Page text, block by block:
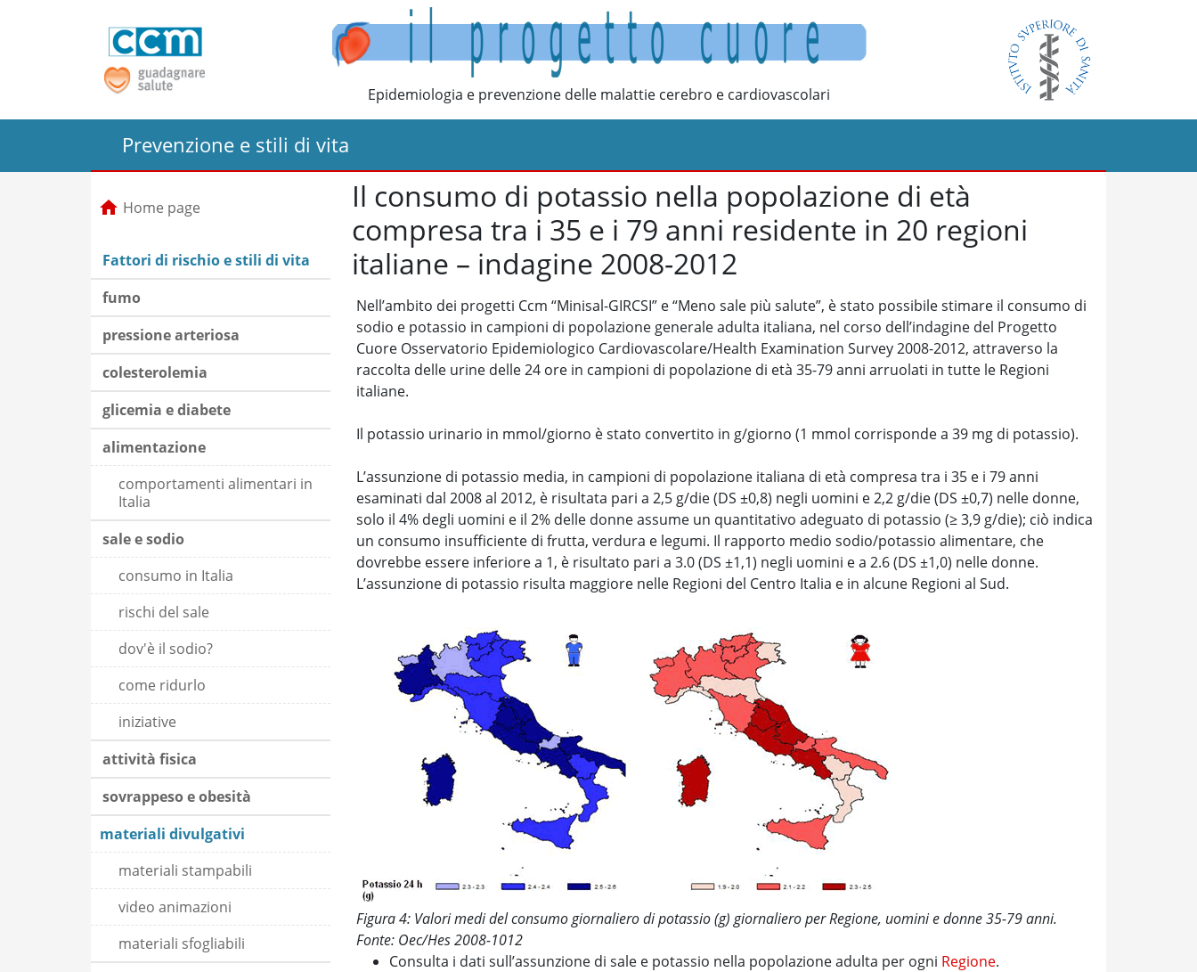
Epidemiologia e prevenzione delle malattie cerebro e cardiovascolari
Prevenzione e stili di vita
Home page
Fattori di rischio e stili di vita
fumo
pressione arteriosa
colesterolemia
glicemia e diabete
alimentazione
comportamenti alimentari in
Italia
sale e sodio
consumo in Italia
rischi del sale
dov'è il sodio?
come ridurlo
iniziative
attività fisica
sovrappeso e obesità
materiali divulgativi
materiali stampabili
video animazioni
materiali sfogliabili
Il consumo di potassio nella popolazione di età
compresa tra i 35 e i 79 anni residente in 20 regioni
italiane – indagine 2008-2012
Nell’ambito dei progetti Ccm “Minisal-GIRCSI” e “Meno sale più salute”, è stato possibile stimare il consumo di
sodio e potassio in campioni di popolazione generale adulta italiana, nel corso dell’indagine del Progetto
Cuore Osservatorio Epidemiologico Cardiovascolare/Health Examination Survey 2008-2012, attraverso la
raccolta delle urine delle 24 ore in campioni di popolazione di età 35-79 anni arruolati in tutte le Regioni
italiane.
Il potassio urinario in mmol/giorno è stato convertito in g/giorno (1 mmol corrisponde a 39 mg di potassio).
L’assunzione di potassio media, in campioni di popolazione italiana di età compresa tra i 35 e i 79 anni
esaminati dal 2008 al 2012, è risultata pari a 2,5 g/die (DS ±0,8) negli uomini e 2,2 g/die (DS ±0,7) nelle donne,
solo il 4% degli uomini e il 2% delle donne assume un quantitativo adeguato di potassio (≥ 3,9 g/die); ciò indica
un consumo insufficiente di frutta, verdura e legumi. Il rapporto medio sodio/potassio alimentare, che
dovrebbe essere inferiore a 1, è risultato pari a 3.0 (DS ±1,1) negli uomini e a 2.6 (DS ±1,0) nelle donne.
L’assunzione di potassio risulta maggiore nelle Regioni del Centro Italia e in alcune Regioni al Sud.
Figura 4: Valori medi del consumo giornaliero di potassio (g) giornaliero per Regione, uomini e donne 35-79 anni.
Fonte: Oec/Hes 2008-1012
Consulta i dati sull’assunzione di sale e potassio nella popolazione adulta per ogni Regione.